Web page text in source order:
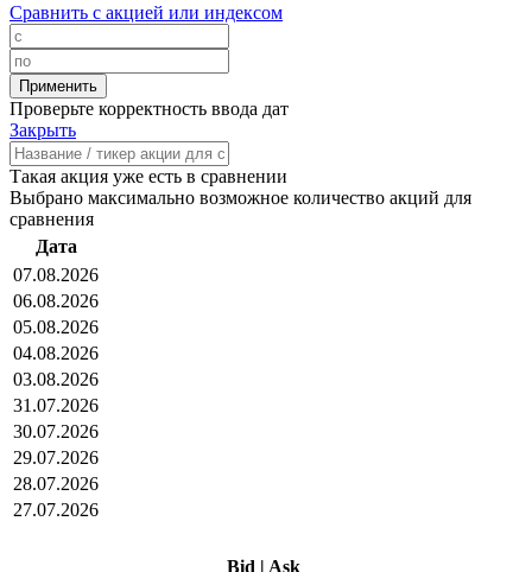
Сравнить с акцией или индексом
Проверьте корректность ввода дат
Закрыть
Такая акция уже есть в сравнении
Выбрано максимально возможное количество акций для
сравнения
Дата
07.08.2026
06.08.2026
05.08.2026
04.08.2026
03.08.2026
31.07.2026
30.07.2026
29.07.2026
28.07.2026
27.07.2026
Bid | Ask